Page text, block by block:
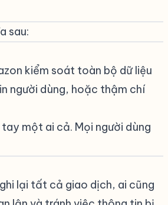
sau:
kiểm soát toàn bộ dữ liệu
người dùng, hoặc thậm chí
một ai cả. Mọi người dùng
lại tất cả giao dịch, ai cũng